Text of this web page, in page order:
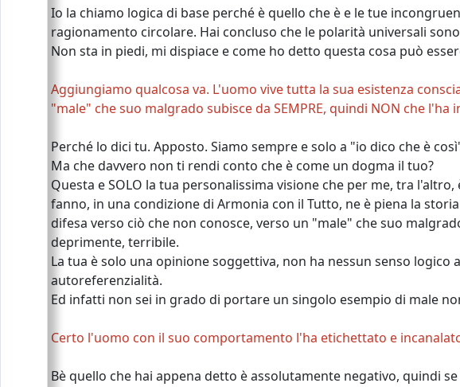
Io la chiamo logica di base perché è quello che è e le tue
ragionamento circolare. Hai concluso che le polarità universali
Non sta in piedi, mi dispiace e come ho detto questa cosa può
Aggiungiamo qualcosa va. L'uomo vive tutta la sua esistenza
"male" che suo malgrado subisce da SEMPRE, quindi NON che l'ha
Perché lo dici tu. Apposto. Siamo sempre e solo a "io dico che è
Ma che davvero non ti rendi conto che è come un dogma il tuo?
Questa e SOLO la tua personalissima visione che per me, tra
fanno, in una condizione di Armonia con il Tutto, ne è piena la
difesa verso ciò che non conosce, verso un "male" che suo
deprimente, terribile.
La tua è solo una opinione soggettiva, non ha nessun senso
autoreferenzialità.
Ed infatti non sei in grado di portare un singolo esempio di male
Certo l'uomo con il suo comportamento l'ha etichettato e
Bè quello che hai appena detto è assolutamente negativo, quindi